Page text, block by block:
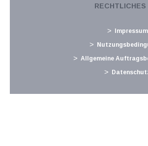
unbeschränkt abzugsfähig:
Weiterversicherung in der
empfehlen drucken
RECHTLICHES
Impressum
Allgemeine